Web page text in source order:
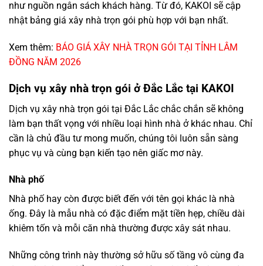
như nguồn ngân sách khách hàng. Từ đó, KAKOI sẽ cập
nhật bảng giá xây nhà trọn gói phù hợp với bạn nhất.
Xem thêm: BÁO GIÁ XÂY NHÀ TRỌN GÓI TẠI TỈNH LÂM
ĐỒNG NĂM 2026
Dịch vụ xây nhà trọn gói ở Đắc Lắc tại KAKOI
Dịch vụ xây nhà trọn gói tại Đắc Lắc chắc chắn sẽ không
làm bạn thất vọng với nhiều loại hình nhà ở khác nhau. Chỉ
cần là chủ đầu tư mong muốn, chúng tôi luôn sẵn sàng
phục vụ và cùng bạn kiến tạo nên giấc mơ này.
Nhà phố
Nhà phố hay còn được biết đến với tên gọi khác là nhà
ống. Đây là mẫu nhà có đặc điểm mặt tiền hẹp, chiều dài
khiêm tốn và mỗi căn nhà thường được xây sát nhau.
Những công trình này thường sở hữu số tầng vô cùng đa